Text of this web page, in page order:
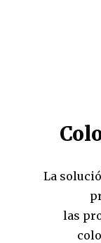
La
las